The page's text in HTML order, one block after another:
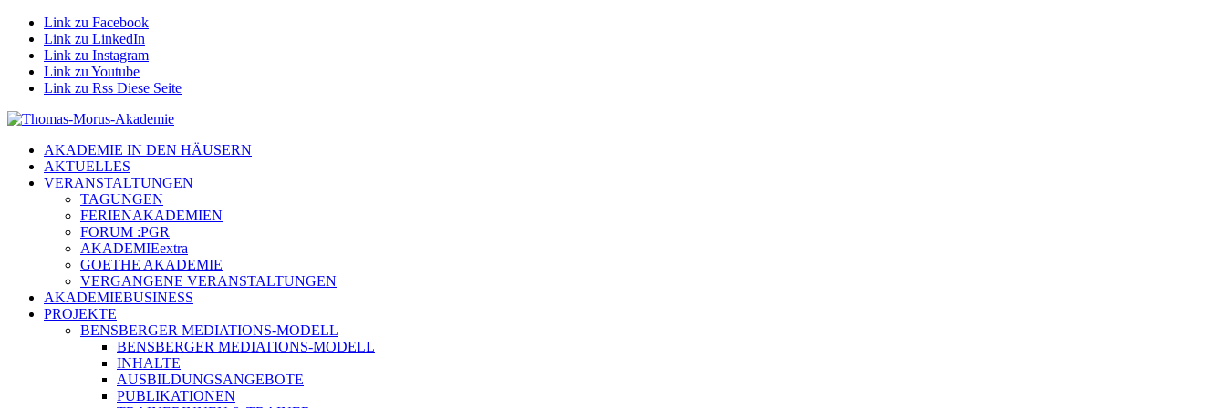
Link zu Facebook
Link zu LinkedIn
Link zu Instagram
Link zu Youtube
Link zu Rss Diese Seite
AKADEMIE IN DEN HÄUSERN
AKTUELLES
VERANSTALTUNGEN
TAGUNGEN
FERIENAKADEMIEN
FORUM :PGR
AKADEMIEextra
GOETHE AKADEMIE
VERGANGENE VERANSTALTUNGEN
AKADEMIEBUSINESS
PROJEKTE
BENSBERGER MEDIATIONS-MODELL
BENSBERGER MEDIATIONS-MODELL
INHALTE
AUSBILDUNGSANGEBOTE
PUBLIKATIONEN